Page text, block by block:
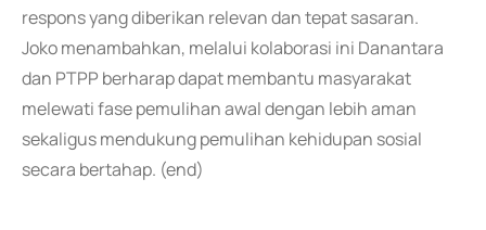
respons yang diberikan relevan dan tepat sasaran.
Joko menambahkan, melalui kolaborasi ini Danantara
dan PTPP berharap dapat membantu masyarakat
melewati fase pemulihan awal dengan lebih aman
sekaligus mendukung pemulihan kehidupan sosial
secara bertahap. (end)